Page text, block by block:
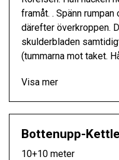
framåt. . Spänn
därefter överkroppen.
skulderbladen
(tummarna mot taket.
Visa mer
Bottenupp-
10+10 meter